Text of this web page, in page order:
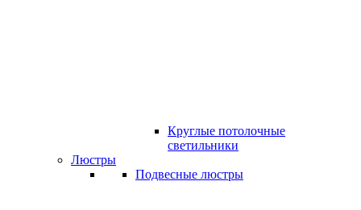
Круглые потолочные
светильники
Люстры
Подвесные люстры